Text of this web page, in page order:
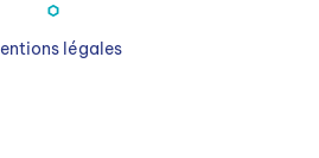
légales